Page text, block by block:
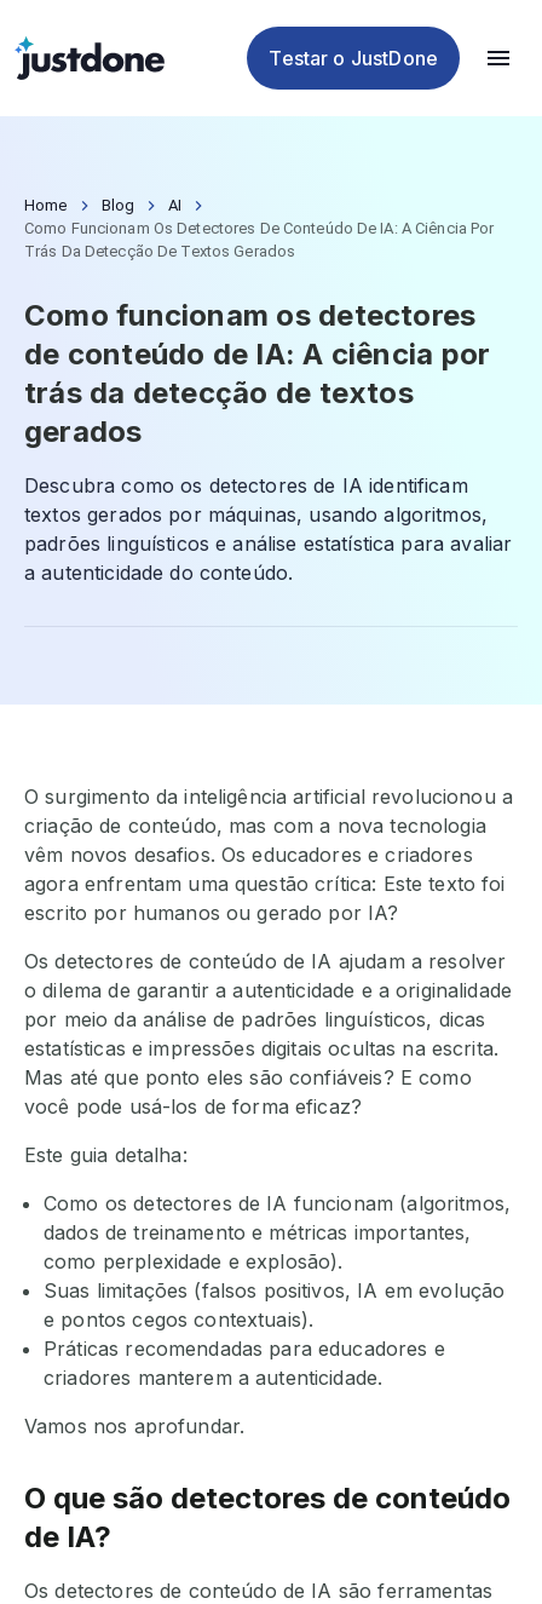
Testar o JustDone
Home Blog
AI
Como Funcionam Os Detectores De Conteúdo De IA: A Ciência Por
Trás Da Detecção De Textos Gerados
Como funcionam os detectores
de conteúdo de IA: A ciência por
trás da detecção de textos
gerados
Descubra como os detectores de IA identificam
textos gerados por máquinas, usando algoritmos,
padrões linguísticos e análise estatística para avaliar
a autenticidade do conteúdo.
O surgimento da inteligência artificial revolucionou a
criação de conteúdo, mas com a nova tecnologia
vêm novos desafios. Os educadores e criadores
agora enfrentam uma questão crítica: Este texto foi
escrito por humanos ou gerado por IA?
Os detectores de conteúdo de IA ajudam a resolver
o dilema de garantir a autenticidade e a originalidade
por meio da análise de padrões linguísticos, dicas
estatísticas e impressões digitais ocultas na escrita.
Mas até que ponto eles são confiáveis? E como
você pode usá-los de forma eficaz?
Este guia detalha:
Como os detectores de IA funcionam (algoritmos,
dados de treinamento e métricas importantes,
como perplexidade e explosão).
Suas limitações (falsos positivos, IA em evolução
e pontos cegos contextuais).
Práticas recomendadas para educadores e
criadores manterem a autenticidade.
Vamos nos aprofundar.
O que são detectores de conteúdo
de IA?
Os detectores de conteúdo de IA são ferramentas